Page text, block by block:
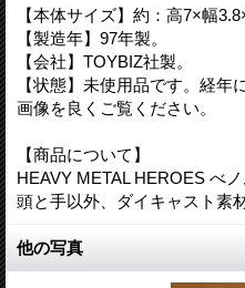
【本体サイズ】約：高7×幅
【製造年】97年製。
【会社】TOYBIZ社製。
【状態】未使用品です。経年
画像を良くご覧ください。
【商品について】
HEAVY METAL HEROES べノ
頭と手以外、ダイキャスト素
他の写真